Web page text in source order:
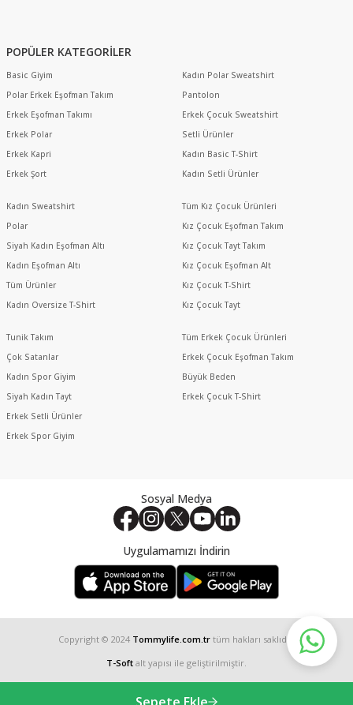
Sepete Ekle
Sosyal Medya
Uygulamamızı İndirin
POPÜLER KATEGORİLER
Basic Giyim
Polar Erkek Eşofman Takım
Erkek Eşofman Takımı
Erkek Polar
Erkek Kapri
Erkek Şort
Kadın Sweatshirt
Polar
Siyah Kadın Eşofman Altı
Kadın Eşofman Altı
Tüm Ürünler
Kadın Oversize T-Shirt
Tunik Takım
Çok Satanlar
Kadın Spor Giyim
Siyah Kadın Tayt
Erkek Setli Ürünler
Erkek Spor Giyim
Kadın Polar Sweatshirt
Pantolon
Erkek Çocuk Sweatshirt
Setli Ürünler
Kadın Basic T-Shirt
Kadın Setli Ürünler
Tüm Kız Çocuk Ürünleri
Kız Çocuk Eşofman Takım
Kız Çocuk Tayt Takım
Kız Çocuk Eşofman Alt
Kız Çocuk T-Shirt
Kız Çocuk Tayt
Tüm Erkek Çocuk Ürünleri
Erkek Çocuk Eşofman Takım
Büyük Beden
Erkek Çocuk T-Shirt
Copyright © 2024 Tommylife.com.trtüm hakları saklıdır.
T-Soft alt yapısı ile geliştirilmiştir.